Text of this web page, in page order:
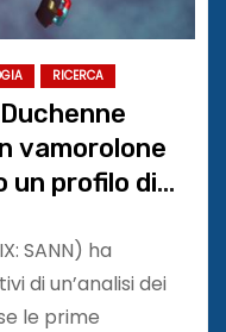
RICERCA
vamorolone
un profilo di
un’efficacia
SANN) ha
di un’analisi dei
le prime